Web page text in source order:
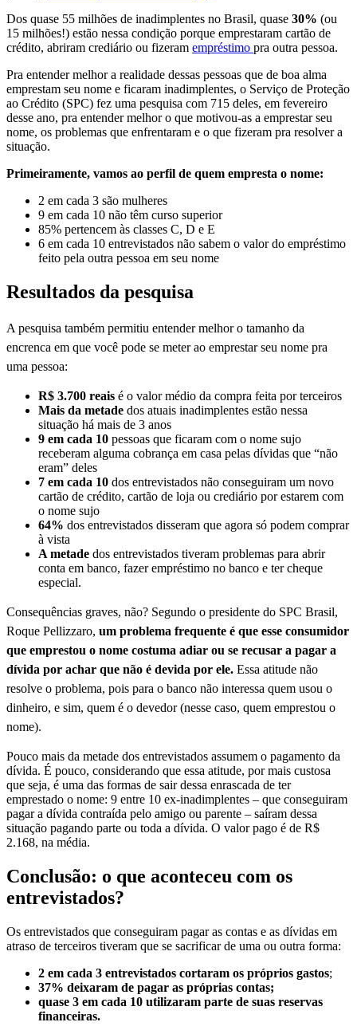
Dos quase 55 milhões de inadimplentes no Brasil, quase 30% (ou
15 milhões!) estão nessa condição porque emprestaram cartão de
crédito, abriram crediário ou fizeram empréstimo pra outra pessoa.
Pra entender melhor a realidade dessas pessoas que de boa alma
emprestam seu nome e ficaram inadimplentes, o Serviço de Proteção
ao Crédito (SPC) fez uma pesquisa com 715 deles, em fevereiro
desse ano, pra entender melhor o que motivou-as a emprestar seu
nome, os problemas que enfrentaram e o que fizeram pra resolver a
situação.
Primeiramente, vamos ao perfil de quem empresta o nome:
2 em cada 3 são mulheres
9 em cada 10 não têm curso superior
85% pertencem às classes C, D e E
6 em cada 10 entrevistados não sabem o valor do empréstimo
feito pela outra pessoa em seu nome
Resultados da pesquisa
A pesquisa também permitiu entender melhor o tamanho da
encrenca em que você pode se meter ao emprestar seu nome pra
uma pessoa:
R$ 3.700 reais é o valor médio da compra feita por terceiros
Mais da metade dos atuais inadimplentes estão nessa
situação há mais de 3 anos
9 em cada 10 pessoas que ficaram com o nome sujo
receberam alguma cobrança em casa pelas dívidas que “não
eram” deles
7 em cada 10 dos entrevistados não conseguiram um novo
cartão de crédito, cartão de loja ou crediário por estarem com
o nome sujo
64% dos entrevistados disseram que agora só podem comprar
à vista
A metade dos entrevistados tiveram problemas para abrir
conta em banco, fazer empréstimo no banco e ter cheque
especial.
Consequências graves, não? Segundo o presidente do SPC Brasil,
Roque Pellizzaro, um problema frequente é que esse consumidor
que emprestou o nome costuma adiar ou se recusar a pagar a
dívida por achar que não é devida por ele. Essa atitude não
resolve o problema, pois para o banco não interessa quem usou o
dinheiro, e sim, quem é o devedor (nesse caso, quem emprestou o
nome).
Pouco mais da metade dos entrevistados assumem o pagamento da
dívida. É pouco, considerando que essa atitude, por mais custosa
que seja, é uma das formas de sair dessa enrascada de ter
emprestado o nome: 9 entre 10 ex-inadimplentes – que conseguiram
pagar a dívida contraída pelo amigo ou parente – saíram dessa
situação pagando parte ou toda a dívida. O valor pago é de R$
2.168, na média.
Conclusão: o que aconteceu com os
entrevistados?
Os entrevistados que conseguiram pagar as contas e as dívidas em
atraso de terceiros tiveram que se sacrificar de uma ou outra forma:
2 em cada 3 entrevistados cortaram os próprios gastos;
37% deixaram de pagar as próprias contas;
quase 3 em cada 10 utilizaram parte de suas reservas
financeiras.